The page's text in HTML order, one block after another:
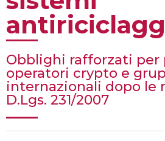
Obblighi rafforzati per
operatori crypto e
internazionali dopo le
D.Lgs. 231/2007